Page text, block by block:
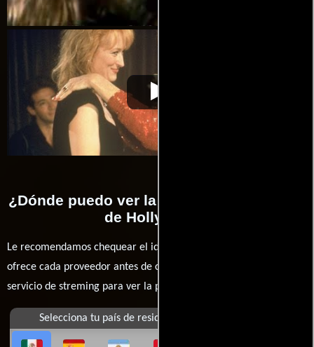
Recuerdos de
Hollywood
Video de la película Recuerdos de
Hollywood
¿Dónde puedo ver la películas Recuerdos
de Hollywood?
Le recomendamos chequear el idioma, doblaje o subtítulos que
ofrece cada proveedor antes de comprar, alquilar o contratar un
servicio de streming para ver la películas.
Selecciona tu país de residencia